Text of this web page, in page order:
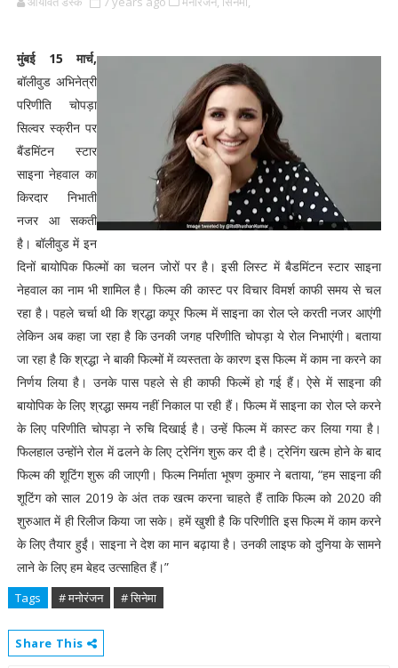
मुंबई 15 मार्च,
बॉलीवुड अभिनेत्री
परिणीति चोपड़ा
सिल्वर स्क्रीन पर
बैंडमिंटन स्टार
साइना नेहवाल का
किरदार निभाती
नजर आ सकती
है। बॉलीवुड में इन
दिनों बायोपिक फिल्मों का चलन जोरों पर है। इसी लिस्ट में बैडमिंटन स्टार साइना
नेहवाल का नाम भी शामिल है। फिल्म की कास्ट पर विचार विमर्श काफी समय से चल
रहा है। पहले चर्चा थी कि श्रद्धा कपूर फिल्म में साइना का रोल प्ले करती नजर आएंगी
लेकिन अब कहा जा रहा है कि उनकी जगह परिणीति चोपड़ा ये रोल निभाएंगी। बताया
जा रहा है कि श्रद्धा ने बाकी फिल्मों में व्यस्तता के कारण इस फिल्म में काम ना करने का
निर्णय लिया है। उनके पास पहले से ही काफी फिल्में हो गई हैं। ऐसे में साइना की
बायोपिक के लिए श्रद्धा समय नहीं निकाल पा रही हैं। फिल्म में साइना का रोल प्ले करने
के लिए परिणीति चोपड़ा ने रुचि दिखाई है। उन्हें फिल्म में कास्ट कर लिया गया है।
फिलहाल उन्होंने रोल में ढलने के लिए ट्रेनिंग शुरू कर दी है। ट्रेनिंग खत्म होने के बाद
फिल्म की शूटिंग शुरू की जाएगी। फिल्म निर्माता भूषण कुमार ने बताया, “हम साइना की
शूटिंग को साल 2019 के अंत तक खत्म करना चाहते हैं ताकि फिल्म को 2020 की
शुरुआत में ही रिलीज किया जा सके। हमें खुशी है कि परिणीति इस फिल्म में काम करने
के लिए तैयार हुईं। साइना ने देश का मान बढ़ाया है। उनकी लाइफ को दुनिया के सामने
लाने के लिए हम बेहद उत्साहित हैं।”
Tags # मनोरंजन # सिनेमा
Share This